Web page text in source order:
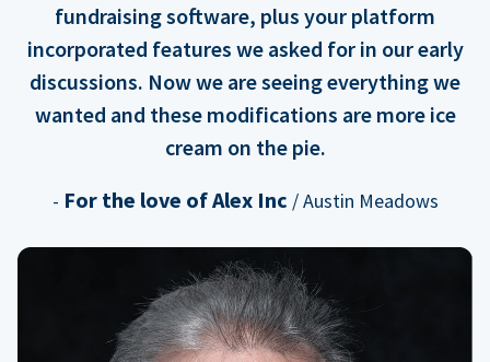
fundraising software, plus your platform
incorporated features we asked for in our early
discussions. Now we are seeing everything we
wanted and these modifications are more ice
cream on the pie.
- For the love of Alex Inc / Austin Meadows